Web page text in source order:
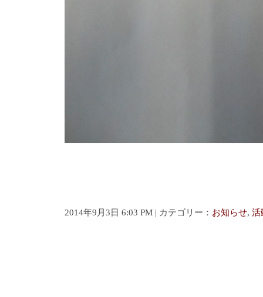
2014年9月3日 6:03 PM | カテゴリー： お知らせ, 活